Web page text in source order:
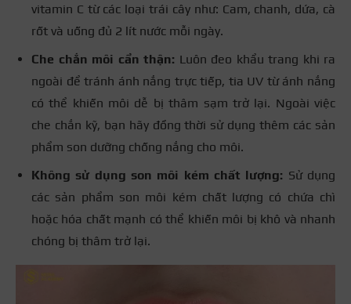
vitamin C từ các loại trái cây như: Cam, chanh, dứa, cà
rốt và uống đủ 2 lít nước mỗi ngày.
Che chắn môi cẩn thận: Luôn đeo khẩu trang khi ra
ngoài để tránh ánh nắng trực tiếp, tia UV từ ánh nắng
có thể khiến môi dễ bị thâm sạm trở lại. Ngoài việc
che chắn kỹ, bạn hãy đồng thời sử dụng thêm các sản
phẩm son dưỡng chống nắng cho môi.
Không sử dụng son môi kém chất lượng: Sử dụng
các sản phẩm son môi kém chất lượng có chứa chì
hoặc hóa chất mạnh có thể khiến môi bị khô và nhanh
chóng bị thâm trở lại.